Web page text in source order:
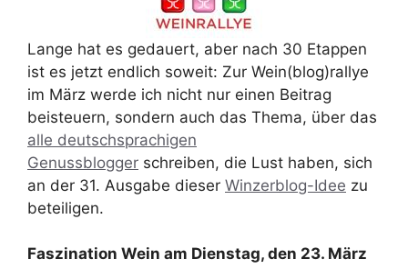
Lange hat es gedauert, aber nach 30 Etappen
ist es jetzt endlich soweit: Zur Wein(blog)rallye
im März werde ich nicht nur einen Beitrag
beisteuern, sondern auch das Thema, über das
alle deutschsprachigen
Genussblogger schreiben, die Lust haben, sich
an der 31. Ausgabe dieser Winzerblog-Idee zu
beteiligen.
Faszination Wein am Dienstag, den 23. März